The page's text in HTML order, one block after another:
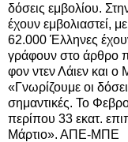
δόσεις εμβολίου.
έχουν εμβολιαστεί,
62.000 Έλληνες
γράφουν στο
φον ντεν Λάιεν και ο
«Γνωρίζουμε οι
σημαντικές. Το
περίπου 33 εκατ.
Μάρτιο». ΑΠΕ-ΜΠΕ